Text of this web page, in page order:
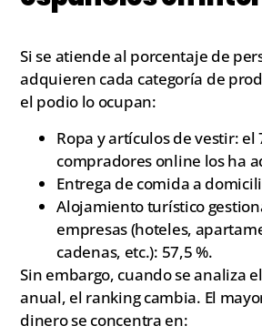
Si se atiende al porcentaje de
adquieren cada categoría de
el podio lo ocupan:
Ropa y artículos de vestir: el
compradores online los ha
Entrega de comida a
Alojamiento turístico
empresas (hoteles,
cadenas, etc.): 57,5 %.
Sin embargo, cuando se analiza
anual, el ranking cambia. El
dinero se concentra en: